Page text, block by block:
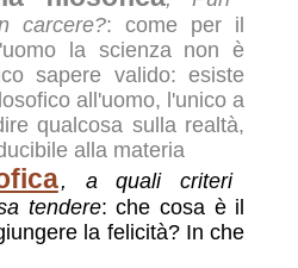
carcere?: come per il
la scienza non è
sapere valido: esiste
all'uomo, l'unico a
qualcosa sulla realtà,
alla materia
, a quali criteri
tendere: che cosa è il
la felicità? In che